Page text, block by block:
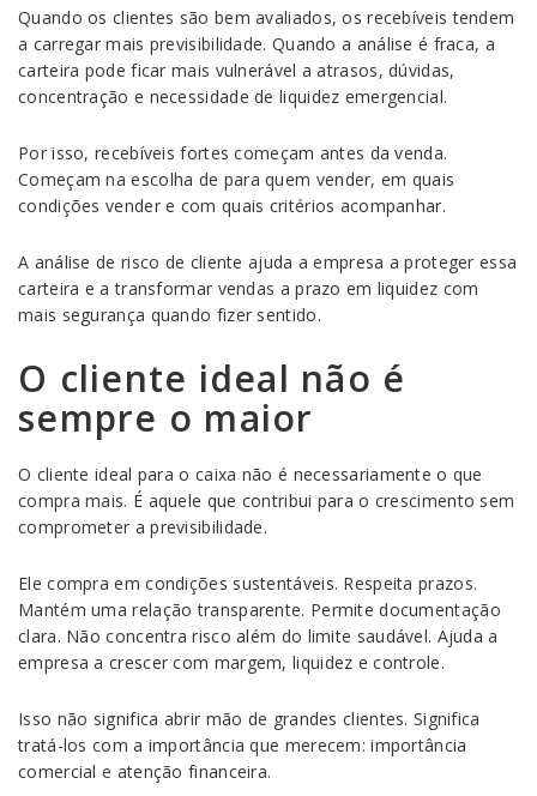
Quando os clientes são bem avaliados, os recebíveis tendem
a carregar mais previsibilidade. Quando a análise é fraca, a
carteira pode ficar mais vulnerável a atrasos, dúvidas,
concentração e necessidade de liquidez emergencial.
Por isso, recebíveis fortes começam antes da venda.
Começam na escolha de para quem vender, em quais
condições vender e com quais critérios acompanhar.
A análise de risco de cliente ajuda a empresa a proteger essa
carteira e a transformar vendas a prazo em liquidez com
mais segurança quando fizer sentido.
O cliente ideal não é
sempre o maior
O cliente ideal para o caixa não é necessariamente o que
compra mais. É aquele que contribui para o crescimento sem
comprometer a previsibilidade.
Ele compra em condições sustentáveis. Respeita prazos.
Mantém uma relação transparente. Permite documentação
clara. Não concentra risco além do limite saudável. Ajuda a
empresa a crescer com margem, liquidez e controle.
Isso não significa abrir mão de grandes clientes. Significa
tratá-los com a importância que merecem: importância
comercial e atenção financeira.